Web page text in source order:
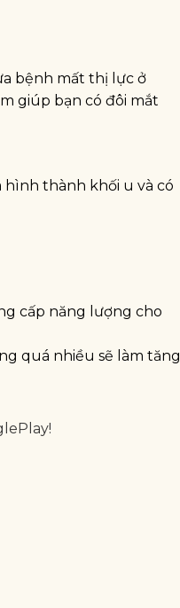
bệnh mất thị lực ở
giúp bạn có đôi mắt
thành khối u và có
cấp năng lượng cho
quá nhiều sẽ làm tăng